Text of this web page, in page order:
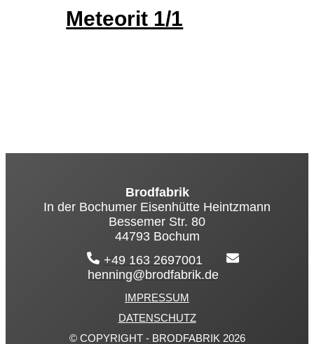
Meteorit 1/1
Brodfabrik
In der Bochumer Eisenhütte Heintzmann
Bessemer Str. 80
44793 Bochum
+49 163 2697001
henning@brodfabrik.de
IMPRESSUM
DATENSCHUTZ
© COPYRIGHT - BRODFABRIK 2026